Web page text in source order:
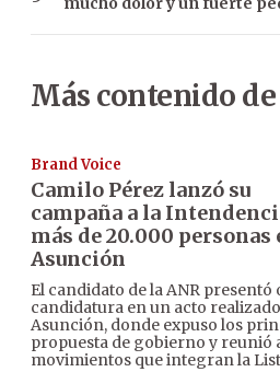
Más contenido
Brand Voice
Camilo Pérez lanzó su
campaña a la
más de 20.000 personas
Asunción
El candidato de la ANR
candidatura en un acto
Asunción, donde expuso los
propuesta de gobierno y reunió
movimientos que integran la